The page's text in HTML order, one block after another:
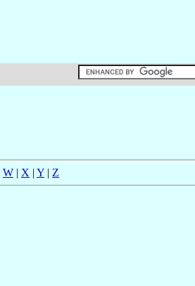
W | X | Y | Z